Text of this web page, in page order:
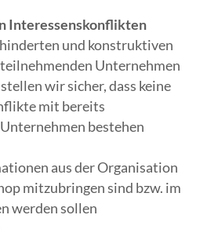
Interessenskonflikten
und konstruktiven
Unternehmen
wir sicher, dass keine
mit bereits
bestehen
aus der Organisation
mitzubringen sind bzw. im
werden sollen